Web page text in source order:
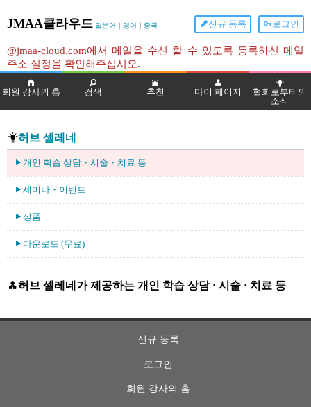
JMAA클라우드 일본어 ｜ 영어 ｜ 중국 로그인
신규 등록
@jmaa-cloud.com에서 메일을 수신 할 수 있도록 등록하신 메일
주소 설정을 확인해주십시오.
회원 강사의 홈 검색 추천 마이 페이지
협회로부터의
소식
허브 셀레네
개인 학습 상담・시술・치료 등
세미나・이벤트
상품
다운로드 (무료)
허브 셀레네가 제공하는 개인 학습 상담 · 시술 · 치료 등
신규 등록
로그인
회원 강사의 홈